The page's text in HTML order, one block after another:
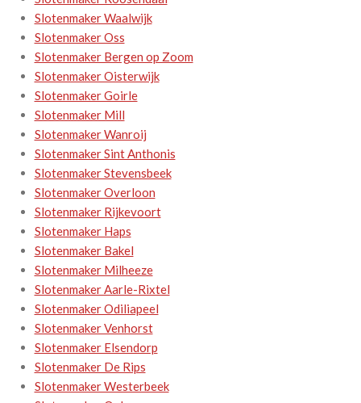
Slotenmaker Waalwijk
Slotenmaker Oss
Slotenmaker Bergen op Zoom
Slotenmaker Oisterwijk
Slotenmaker Goirle
Slotenmaker Mill
Slotenmaker Wanroij
Slotenmaker Sint Anthonis
Slotenmaker Stevensbeek
Slotenmaker Overloon
Slotenmaker Rijkevoort
Slotenmaker Haps
Slotenmaker Bakel
Slotenmaker Milheeze
Slotenmaker Aarle-Rixtel
Slotenmaker Odiliapeel
Slotenmaker Venhorst
Slotenmaker Elsendorp
Slotenmaker De Rips
Slotenmaker Westerbeek